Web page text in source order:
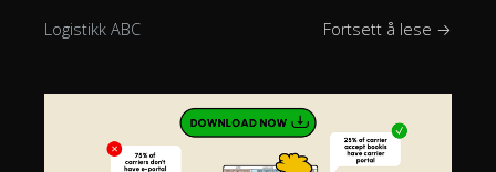
Logistikk ABC Fortsett å lese →